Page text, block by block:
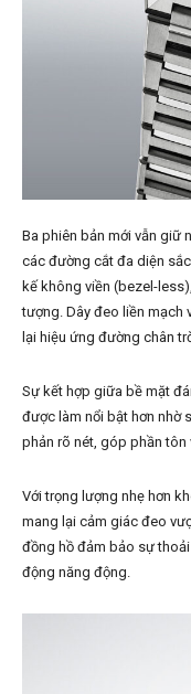
Ba phiên bản mới vẫn giữ
các đường cắt đa diện
kế không viền (bezel-
tượng. Dây đeo liền mạch
lại hiệu ứng đường chân
Sự kết hợp giữa bề mặt
được làm nổi bật hơn nhờ
phản rõ nét, góp phần tôn
Với trọng lượng nhẹ hơn
mang lại cảm giác đeo
đồng hồ đảm bảo sự
động năng động.